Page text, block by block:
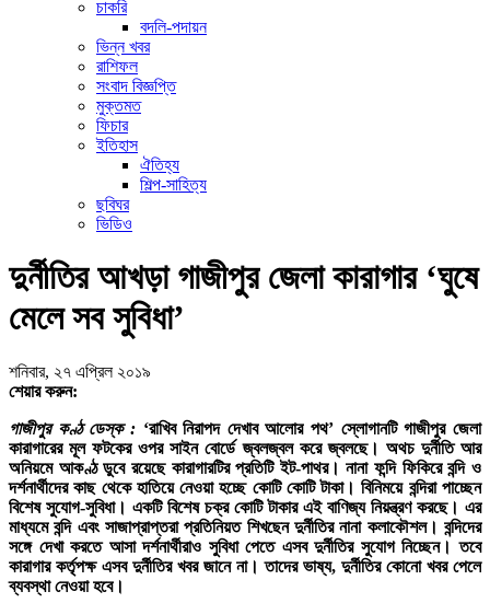
চাকরি
বদলি-পদায়ন
ভিন্ন খবর
রাশিফল
সংবাদ বিজ্ঞপ্তি
মুক্তমত
ফিচার
ইতিহাস
ঐতিহ্য
শিল্প-সাহিত্য
ছবিঘর
ভিডিও
দুর্নীতির আখড়া গাজীপুর জেলা কারাগার ‘ঘুষে
মেলে সব সুবিধা’
শনিবার, ২৭ এপ্রিল ২০১৯
শেয়ার করুন:
গাজীপুর কণ্ঠ ডেস্ক :‘রাখিব নিরাপদ দেখাব আলোর পথ’ স্লোগানটি গাজীপুর জেলা
কারাগারের মূল ফটকের ওপর সাইন বোর্ডে জ্বলজ্বল করে জ্বলছে। অথচ দুর্নীতি আর
অনিয়মে আকণ্ঠ ডুবে রয়েছে কারাগারটির প্রতিটি ইট-পাথর। নানা ফন্দি ফিকিরে বন্দি ও
দর্শনার্থীদের কাছ থেকে হাতিয়ে নেওয়া হচ্ছে কোটি কোটি টাকা। বিনিময়ে বন্দিরা পাচ্ছেন
বিশেষ সুযোগ-সুবিধা। একটি বিশেষ চক্র কোটি টাকার এই বাণিজ্য নিয়ন্ত্রণ করছে। এর
মাধ্যমে বন্দি এবং সাজাপ্রাপ্তরা প্রতিনিয়ত শিখছেন দুর্নীতির নানা কলাকৌশল। বন্দিদের
সঙ্গে দেখা করতে আসা দর্শনার্থীরাও সুবিধা পেতে এসব দুর্নীতির সুযোগ নিচ্ছেন। তবে
কারাগার কর্তৃপক্ষ এসব দুর্নীতির খবর জানে না। তাদের ভাষ্য, দুর্নীতির কোনো খবর পেলে
ব্যবস্থা নেওয়া হবে।